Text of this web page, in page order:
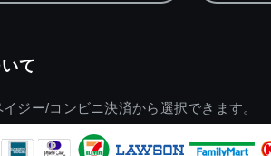
て
ジー/コンビニ決済から選択できます。